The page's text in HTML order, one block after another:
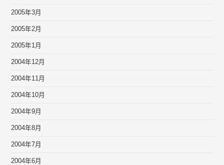
2005年3月
2005年2月
2005年1月
2004年12月
2004年11月
2004年10月
2004年9月
2004年8月
2004年7月
2004年6月